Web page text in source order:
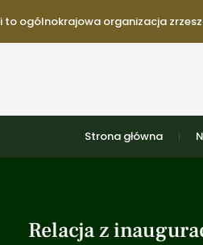
to ogólnokrajowa organizacja
Strona główna
Relacja z